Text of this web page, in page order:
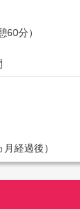
60分）
経過後）